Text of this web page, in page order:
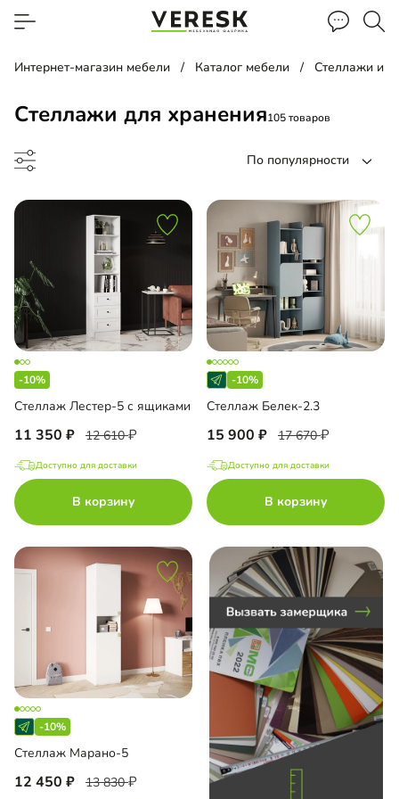
Интернет-магазин мебели Каталог мебели Стеллажи и
Стеллажи для хранения105 товаров
По популярности
библиотека
до
до
-10%
Стеллаж Лестер-5 с ящиками
11 350 12 610
Доступно для доставки
В корзину
-10%
Стеллаж Белек-2.3
15 900 17 670
Доступно для доставки
В корзину
-10%
Стеллаж Марано-5
12 450 13 830